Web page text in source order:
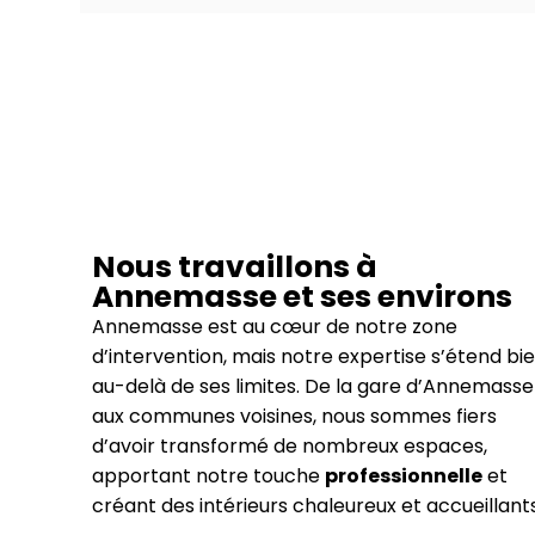
Nous travaillons à
Annemasse et ses environs
Annemasse est au cœur de notre zone
d’intervention, mais notre expertise s’étend
au-delà de ses limites. De la gare d’Annemasse
aux communes voisines, nous sommes fiers
d’avoir transformé de nombreux espaces,
apportant notre touche professionnelleet
créant des intérieurs chaleureux et